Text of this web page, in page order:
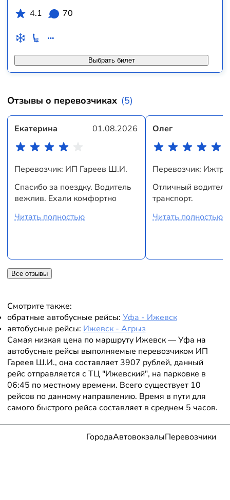
Выбрать билет
4.1
70
Отзывы о перевозчиках (5)
Екатерина 01.08.2026
Перевозчик: ИП Гареев Ш.И.
Спасибо за поездку. Водитель
вежлив. Ехали комфортно
Читать полностью
Олег
Перевозчик:
Отличный
транспорт.
Читать полностью
Все отзывы
Смотрите также:
обратные автобусные рейсы: Уфа - Ижевск
автобусные рейсы: Ижевск - Агрыз
Самая низкая цена по маршруту Ижевск — Уфа на
автобусные рейсы выполняемые перевозчиком ИП
Гареев Ш.И., она составляет 3907 рублей, данный
рейс отправляется с ТЦ "Ижевский", на парковке в
06:45 по местному времени. Всего существует 10
рейсов по данному направлению. Время в пути для
самого быстрого рейса составляет в среднем 5 часов.
ГородаАвтовокзалыПеревозчики